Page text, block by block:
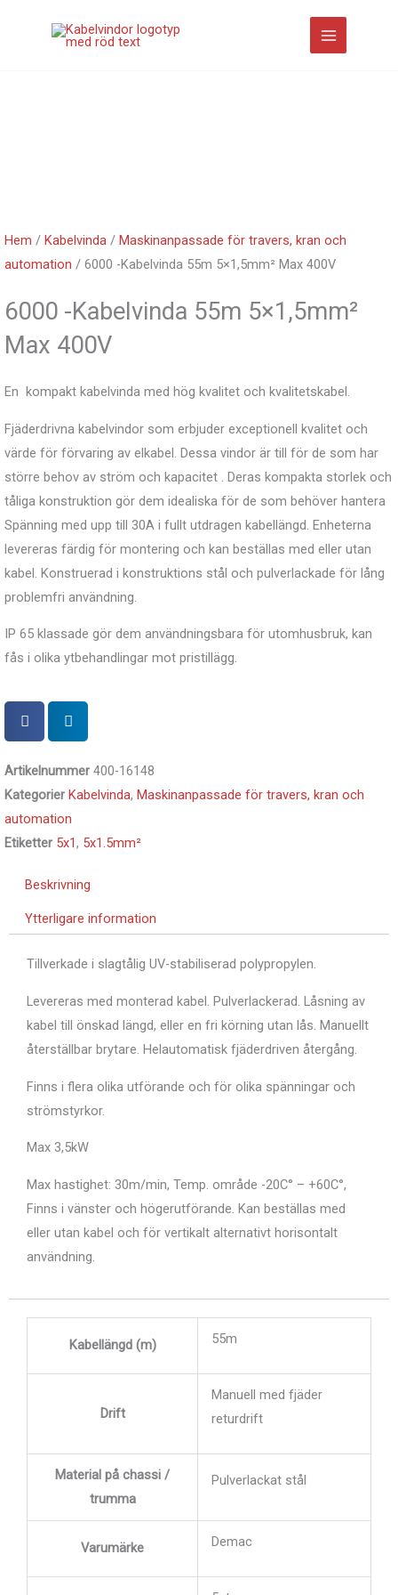
Hem / Kabelvinda / Maskinanpassade för travers, kran och
automation / 6000 -Kabelvinda 55m 5×1,5mm² Max 400V
6000 -Kabelvinda 55m 5×1,5mm²
Max 400V
En kompakt kabelvinda med hög kvalitet och kvalitetskabel.
Fjäderdrivna kabelvindor som erbjuder exceptionell kvalitet och
värde för förvaring av elkabel. Dessa vindor är till för de som har
större behov av ström och kapacitet . Deras kompakta storlek och
tåliga konstruktion gör dem idealiska för de som behöver hantera
Spänning med upp till 30A i fullt utdragen kabellängd. Enheterna
levereras färdig för montering och kan beställas med eller utan
kabel. Konstruerad i konstruktions stål och pulverlackade för lång
problemfri användning.
IP 65 klassade gör dem användningsbara för utomhusbruk, kan
fås i olika ytbehandlingar mot pristillägg.
Artikelnummer 400-16148
Kategorier Kabelvinda, Maskinanpassade för travers, kran och
automation
Etiketter 5x1, 5x1.5mm²
Beskrivning
Ytterligare information
Tillverkade i slagtålig UV-stabiliserad polypropylen.
Levereras med monterad kabel. Pulverlackerad. Låsning av
kabel till önskad längd, eller en fri körning utan lås. Manuellt
återställbar brytare. Helautomatisk fjäderdriven återgång.
Finns i flera olika utförande och för olika spänningar och
strömstyrkor.
Max 3,5kW
Max hastighet: 30m/min, Temp. område -20C° – +60C°,
Finns i vänster och högerutförande. Kan beställas med
eller utan kabel och för vertikalt alternativt horisontalt
användning.
Kabellängd (m) 55m
Drift
Manuell med fjäder
returdrift
Material på chassi /
trumma
Pulverlackat stål
Varumärke Demac